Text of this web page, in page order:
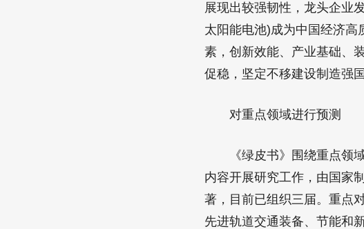
展现出较强韧性，龙头企业
太阳能电池)成为中国经济高
素，创新效能、产业基础、
促稳，坚定不移建设制造强
对重点领域进行预测
《绿皮书》围绕重点领域
内容开展研究工作，由国家
著，目前已组织三届。重点
先进轨道交通装备、节能和